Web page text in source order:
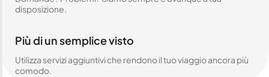
disposizione.
Più di un semplice visto
Utilizza servizi aggiuntivi che rendono il tuo viaggio ancora più
comodo.